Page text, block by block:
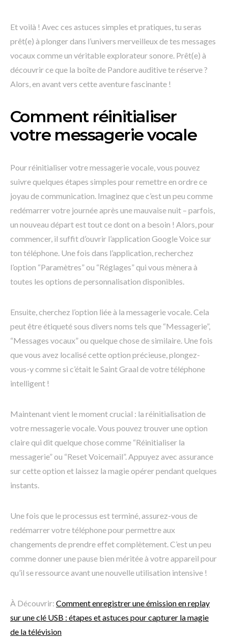
Et voilà ! Avec ces astuces simples et pratiques, tu seras
prêt(e) à plonger dans l’univers merveilleux de tes messages
vocaux comme un véritable explorateur sonore. Prêt(e) à
découvrir ce que la boîte de Pandore auditive te réserve ?
Alors, en avant vers cette aventure fascinante !
Comment réinitialiser
votre messagerie vocale
Pour réinitialiser votre messagerie vocale, vous pouvez
suivre quelques étapes simples pour remettre en ordre ce
joyau de communication. Imaginez que c’est un peu comme
redémarrer votre journée après une mauvaise nuit – parfois,
un nouveau départ est tout ce dont on a besoin ! Alors, pour
commencer, il suffit d’ouvrir l’application Google Voice sur
ton téléphone. Une fois dans l’application, recherchez
l’option “Paramètres” ou “Réglages” qui vous mènera à
toutes les options de personnalisation disponibles.
Ensuite, cherchez l’option liée à la messagerie vocale. Cela
peut être étiqueté sous divers noms tels que “Messagerie”,
“Messages vocaux” ou quelque chose de similaire. Une fois
que vous avez localisé cette option précieuse, plongez-
vous-y comme si c’était le Saint Graal de votre téléphone
intelligent !
Maintenant vient le moment crucial : la réinitialisation de
votre messagerie vocale. Vous pouvez trouver une option
claire qui dit quelque chose comme “Réinitialiser la
messagerie” ou “Reset Voicemail”. Appuyez avec assurance
sur cette option et laissez la magie opérer pendant quelques
instants.
Une fois que le processus est terminé, assurez-vous de
redémarrer votre téléphone pour permettre aux
changements de prendre effet complètement. C’est un peu
comme donner une pause bien méritée à votre appareil pour
qu’il se ressource avant une nouvelle utilisation intensive !
À Découvrir: Comment enregistrer une émission en replay
sur une clé USB : étapes et astuces pour capturer la magie
de la télévision